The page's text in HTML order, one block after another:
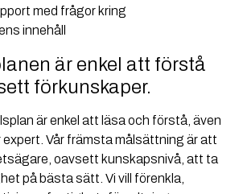
med frågor kring
innehåll
är enkel att förstå
förkunskaper.
är enkel att läsa och förstå, även
expert. Vår främsta målsättning är att
oavsett kunskapsnivå, att ta
på bästa sätt. Vi vill förenkla,